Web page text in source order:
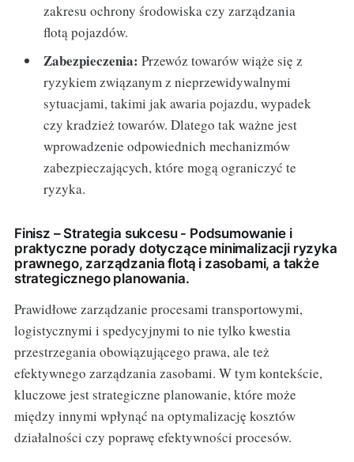
zakresu ochrony środowiska czy zarządzania
flotą pojazdów.
Zabezpieczenia: Przewóz towarów wiąże się z
ryzykiem związanym z nieprzewidywalnymi
sytuacjami, takimi jak awaria pojazdu, wypadek
czy kradzież towarów. Dlatego tak ważne jest
wprowadzenie odpowiednich mechanizmów
zabezpieczających, które mogą ograniczyć te
ryzyka.
Finisz – Strategia sukcesu - Podsumowanie i
praktyczne porady dotyczące minimalizacji ryzyka
prawnego, zarządzania flotą i zasobami, a także
strategicznego planowania.
Prawidłowe zarządzanie procesami transportowymi,
logistycznymi i spedycyjnymi to nie tylko kwestia
przestrzegania obowiązującego prawa, ale też
efektywnego zarządzania zasobami. W tym kontekście,
kluczowe jest strategiczne planowanie, które może
między innymi wpłynąć na optymalizację kosztów
działalności czy poprawę efektywności procesów.